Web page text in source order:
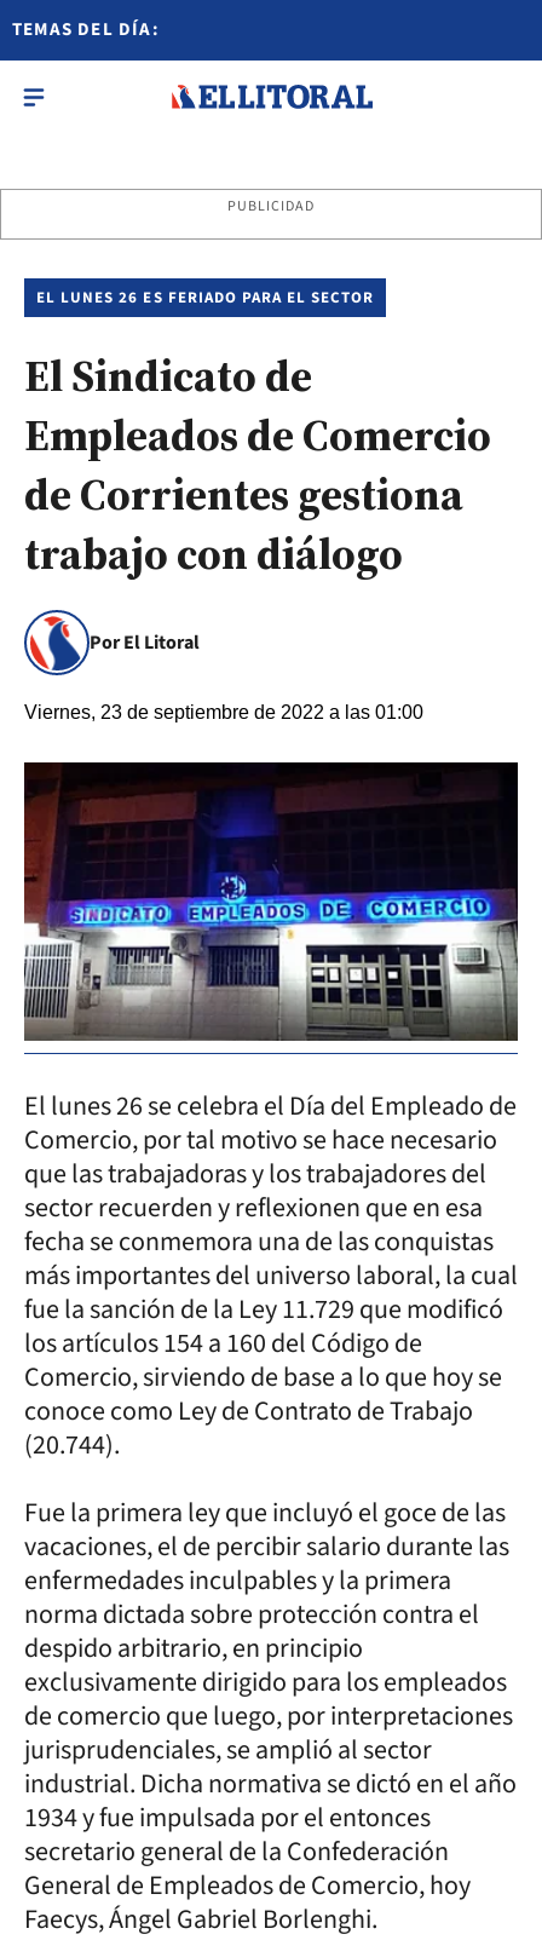
TEMAS DEL DÍA:
PUBLICIDAD
EL LUNES 26 ES FERIADO PARA EL SECTOR
El Sindicato de
Empleados de Comercio
de Corrientes gestiona
trabajo con diálogo
Por El Litoral
Viernes, 23 de septiembre de 2022 a las 01:00
El lunes 26 se celebra el Día del Empleado de
Comercio, por tal motivo se hace necesario
que las trabajadoras y los trabajadores del
sector recuerden y reflexionen que en esa
fecha se conmemora una de las conquistas
más importantes del universo laboral, la cual
fue la sanción de la Ley 11.729 que modificó
los artículos 154 a 160 del Código de
Comercio, sirviendo de base a lo que hoy se
conoce como Ley de Contrato de Trabajo
(20.744).
Fue la primera ley que incluyó el goce de las
vacaciones, el de percibir salario durante las
enfermedades inculpables y la primera
norma dictada sobre protección contra el
despido arbitrario, en principio
exclusivamente dirigido para los empleados
de comercio que luego, por interpretaciones
jurisprudenciales, se amplió al sector
industrial. Dicha normativa se dictó en el año
1934 y fue impulsada por el entonces
secretario general de la Confederación
General de Empleados de Comercio, hoy
Faecys, Ángel Gabriel Borlenghi.